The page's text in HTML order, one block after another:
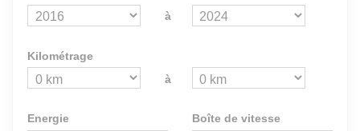
à
Kilométrage
à
Energie Boîte de vitesse